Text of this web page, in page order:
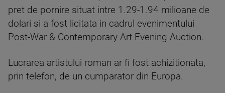
pret de pornire situat intre 1.29-1.94 milioane de
dolari si a fost licitata in cadrul evenimentului
Post-War & Contemporary Art Evening Auction.
Lucrarea artistului roman ar fi fost achizitionata,
prin telefon, de un cumparator din Europa.